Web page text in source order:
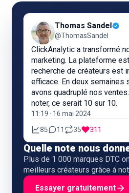
Thomas Sandel
@ThomasSandel
ClickAnalytic a transformé
marketing. La plateforme
recherche de créateurs est
efficace. En deux semaines
avons quadruplé nos
noter, ce serait 10 sur 10.
11:19 · 16 mai 2024
85 11 35 311
Quelle note nous
Plus de 1 000 marques DTC
meilleurs créateurs grâce à
Essayer gratuitement